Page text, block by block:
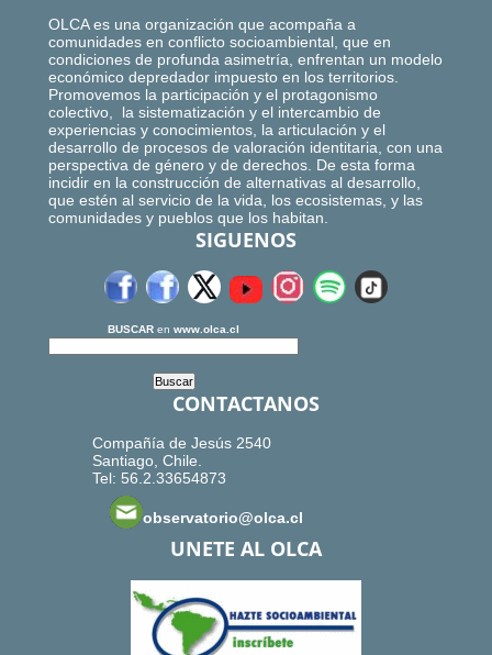
OLCA es una organización que acompaña a
comunidades en conflicto socioambiental, que en
condiciones de profunda asimetría, enfrentan un modelo
económico depredador impuesto en los territorios.
Promovemos la participación y el protagonismo
colectivo, la sistematización y el intercambio de
experiencias y conocimientos, la articulación y el
desarrollo de procesos de valoración identitaria, con una
perspectiva de género y de derechos. De esta forma
incidir en la construcción de alternativas al desarrollo,
que estén al servicio de la vida, los ecosistemas, y las
comunidades y pueblos que los habitan.
SIGUENOS
BUSCAR en www.olca.cl
CONTACTANOS
Compañía de Jesús 2540
Santiago, Chile.
Tel: 56.2.33654873
observatorio@olca.cl
UNETE AL OLCA